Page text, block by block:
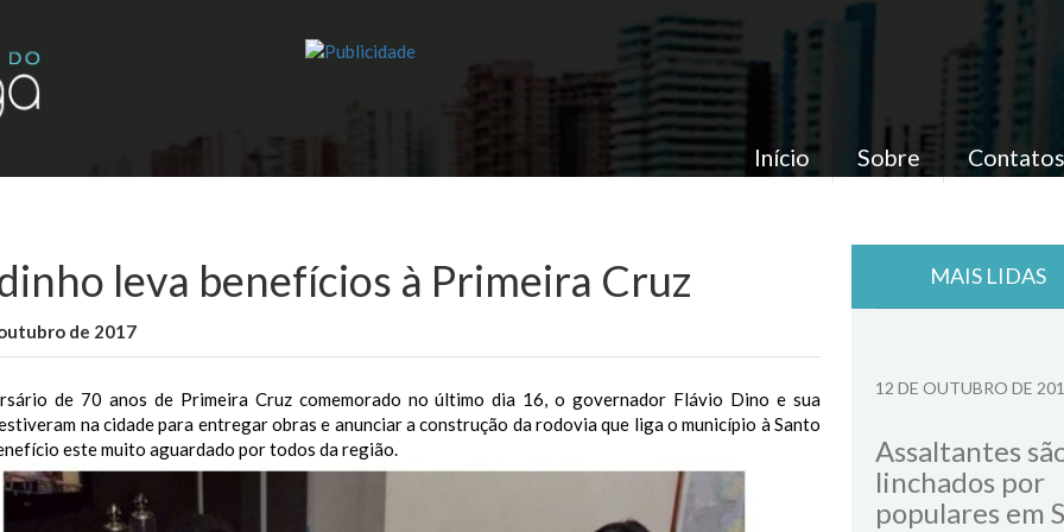
Início Sobre Contatos
leva benefícios à Primeira Cruz
de 2017
de 70 anos de Primeira Cruz comemorado no último dia 16, o governador Flávio Dino e sua
na cidade para entregar obras e anunciar a construção da rodovia que liga o município à Santo
este muito aguardado por todos da região.
MAIS LIDAS
12 DE OUTUBRO DE
Assaltantes
linchados por
populares em